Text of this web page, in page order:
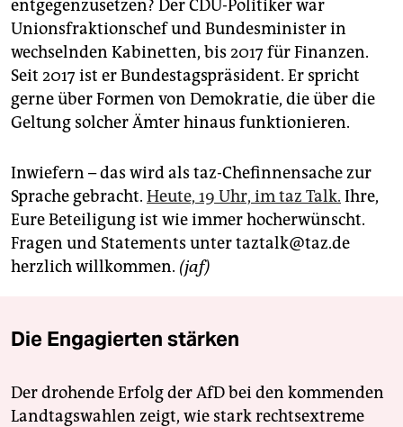
entgegenzusetzen? Der CDU-Politiker war
Unionsfraktionschef und Bundesminister in
wechselnden Kabinetten, bis 2017 für Finanzen.
Seit 2017 ist er Bundestagspräsident. Er spricht
gerne über Formen von Demokratie, die über die
Geltung solcher Ämter hinaus funktionieren.
Inwiefern – das wird als taz-Chefinnensache zur
Sprache gebracht. Heute, 19 Uhr, im taz Talk. Ihre,
Eure Beteiligung ist wie immer hocherwünscht.
Fragen und Statements unter taztalk@taz.de
herzlich willkommen. (jaf)
Die Engagierten stärken
Der drohende Erfolg der AfD bei den kommenden
Landtagswahlen zeigt, wie stark rechtsextreme